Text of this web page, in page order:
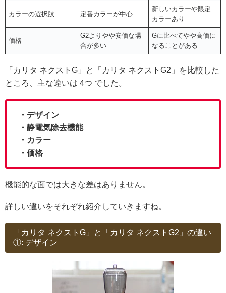
カラーの選択肢 定番カラーが中心
新しいカラーや限定
カラーあり
価格
G2よりやや安価な場
合が多い
Gに比べてやや高価に
なることがある
「カリタ ネクストG」と「カリタ ネクストG2」を比較した
ところ、主な違いは 4つ でした。
・デザイン
・静電気除去機能
・カラー
・価格
機能的な面では大きな差はありません。
詳しい違いをそれぞれ紹介していきますね。
「カリタ ネクストG」と「カリタ ネクストG2」の違い
①: デザイン